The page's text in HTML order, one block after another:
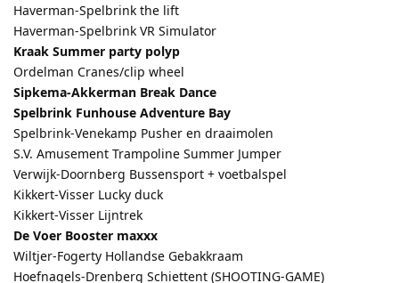
Haverman-Spelbrink the lift
Haverman-Spelbrink VR Simulator
Kraak Summer party polyp
Ordelman Cranes/clip wheel
Sipkema-Akkerman Break Dance
Spelbrink Funhouse Adventure Bay
Spelbrink-Venekamp Pusher en draaimolen
S.V. Amusement Trampoline Summer Jumper
Verwijk-Doornberg Bussensport + voetbalspel
Kikkert-Visser Lucky duck
Kikkert-Visser Lijntrek
De Voer Booster maxxx
Wiltjer-Fogerty Hollandse Gebakkraam
Hoefnagels-Drenberg Schiettent (SHOOTING-GAME)